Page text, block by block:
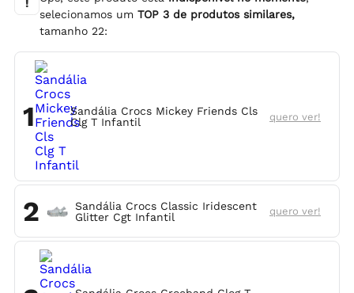
!
selecionamos umTOP3 de produtos similares,
tamanho 22:
1
Sandália Crocs Mickey Friends Cls
Clg T Infantil
quero ver!
2
Sandália Crocs Classic Iridescent
Glitter Cgt Infantil
quero ver!